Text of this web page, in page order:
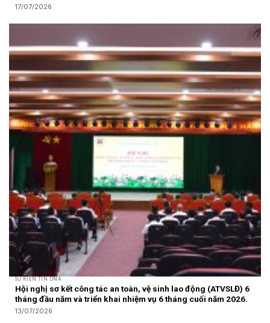
17/07/2026
SỰ KIỆN TIN DNA
Hội nghị sơ kết công tác an toàn, vệ sinh lao động (ATVSLĐ) 6
tháng đầu năm và triển khai nhiệm vụ 6 tháng cuối năm 2026.
13/07/2026